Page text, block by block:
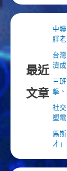
最近
文章
中
胖
台
濟
三
擊
社
塑
馬
才